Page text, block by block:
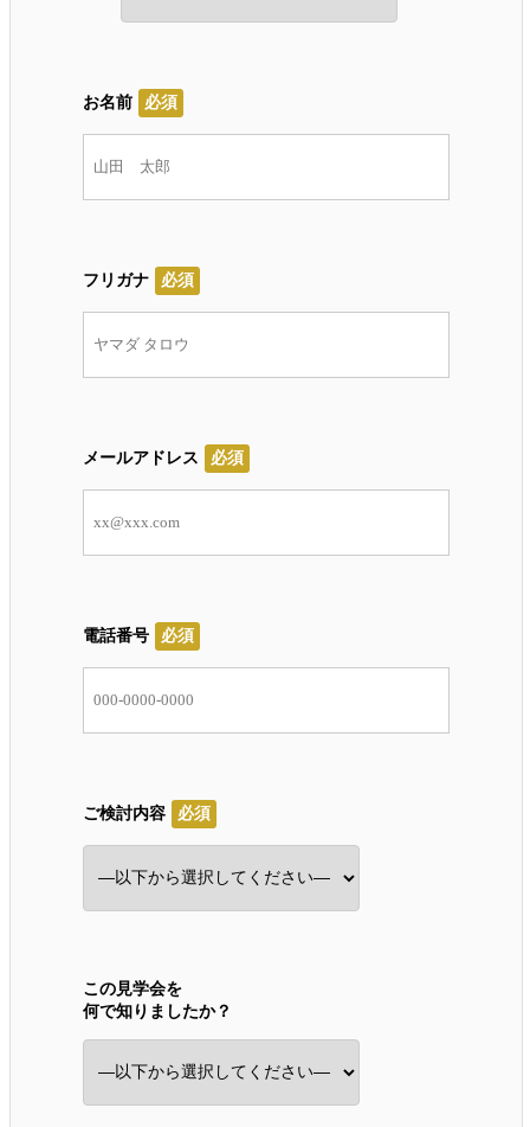
お名前 必須
フリガナ 必須
メールアドレス 必須
電話番号 必須
ご検討内容 必須
この見学会を
何で知りましたか？